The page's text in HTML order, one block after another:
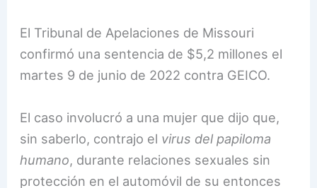
El Tribunal de Apelaciones de Missouri
confirmó una sentencia de $5,2 millones el
martes 9 de junio de 2022 contra GEICO.
El caso involucró a una mujer que dijo que,
sin saberlo, contrajo el virus del papiloma
humano, durante relaciones sexuales sin
protección en el automóvil de su entonces